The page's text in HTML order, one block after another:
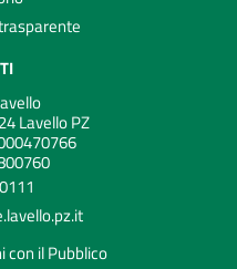
Lavello PZ
con il Pubblico